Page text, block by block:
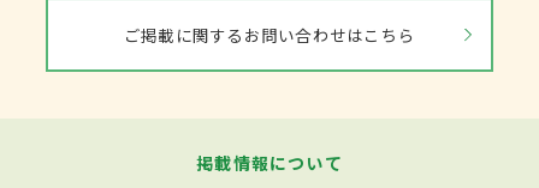
ご掲載に関するお問い合わせはこちら
掲載情報について